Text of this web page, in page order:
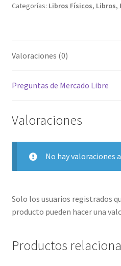
Categorías: Libros Físicos, Libros,
Valoraciones (0)
Preguntas de Mercado Libre
Valoraciones
No hay valoraciones
Solo los usuarios registrados
producto pueden hacer una
Productos